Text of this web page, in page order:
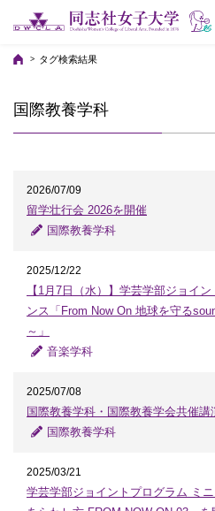
タグ検索結果
国際教養学科
2026/07/09
留学壮行会 2026を開催
国際教養学科
2025/12/22
【1月7日（水）】学芸学部ジョイ
ンス「From Now On 地球を守る
～」
音楽学科
2025/07/08
国際教養学科・国際教養学会共催講
国際教養学科
2025/03/21
学芸学部ジョイントプログラム ミ